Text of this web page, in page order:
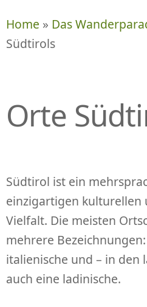
e
n
L
S
N
G
E
N
Home » Das
Südtirols
Orte
Südtirol ist ein
einzigartigen kulturellen
Vielfalt. Die meisten
mehrere
italienische und – in den
auch eine ladinische.